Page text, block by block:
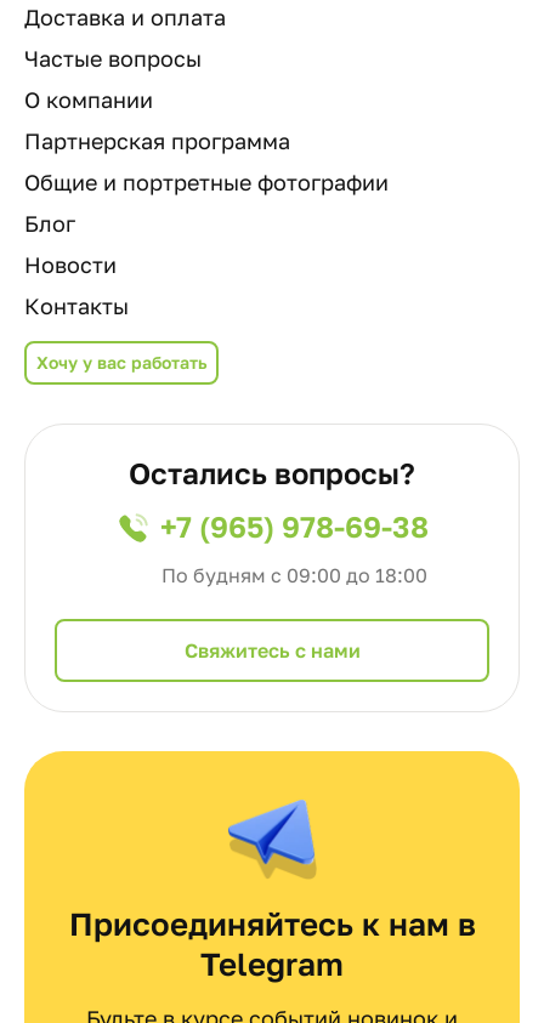
Доставка и оплата
Частые вопросы
О компании
Партнерская программа
Общие и портретные фотографии
Блог
Новости
Контакты
Хочу у вас работать
Остались вопросы?
+7 (965) 978-69-38
По будням с 09:00 до 18:00
Cвяжитесь с нами
Присоединяйтесь к нам в
Telegram